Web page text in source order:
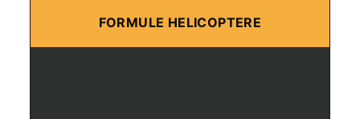
FORMULE HELICOPTERE